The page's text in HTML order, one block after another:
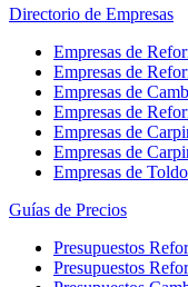
Directorio de Empresas
Empresas de
Empresas de
Empresas de
Empresas de
Empresas de
Empresas de
Empresas de
Guías de Precios
Presupuestos
Presupuestos